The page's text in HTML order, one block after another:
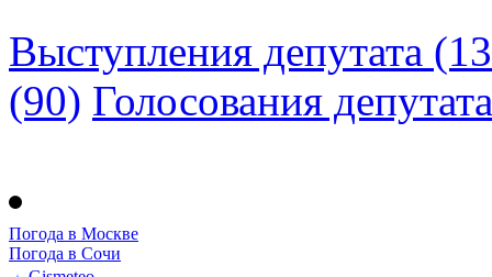
Выступления депутата
(90) Голосования депутата
Погода в Москве
Погода в Сочи